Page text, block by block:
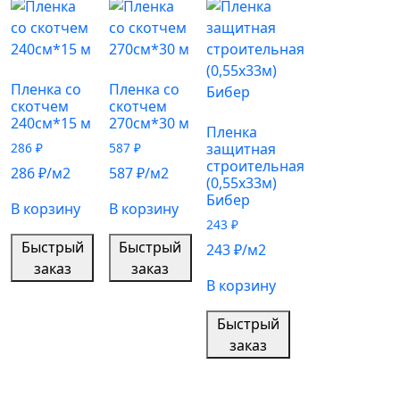
Пленка со
скотчем
240см*15 м
286 ₽
286₽/м2
В корзину
Быстрый
заказ
Пленка со
скотчем
270см*30 м
587 ₽
587₽/м2
В корзину
Быстрый
заказ
Пленка
защитная
строительная
(0,55х33м)
Бибер
243₽
243₽/м2
В корзину
Быстрый
заказ